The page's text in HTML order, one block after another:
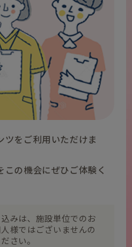
ツをご利用いただけま
この機会にぜひご体験く
みは、施設単位でのお
様ではございませんの
さい。